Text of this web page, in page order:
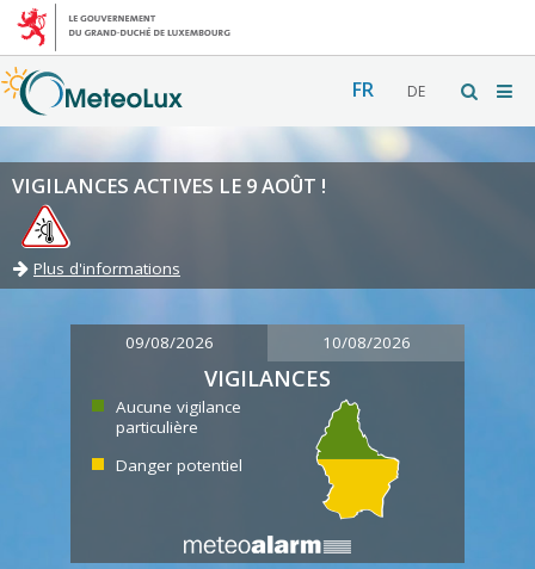
FR DE
VIGILANCES ACTIVES LE 9 AOÛT !
Plus d'informations
09/08/2026 10/08/2026
VIGILANCES
Aucune vigilance
particulière
Danger potentiel